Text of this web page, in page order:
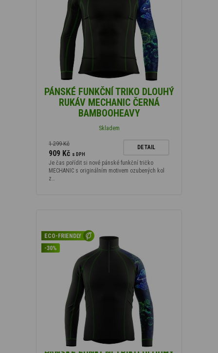
PÁNSKÉ FUNKČNÍ TRIKO DLOUHÝ
RUKÁV MECHANIC ČERNÁ
BAMBOOHEAVY
Skladem
1 299 Kč
909 Kč s DPH
DETAIL
Je čas pořídit si nové pánské funkční tričko
MECHANIC s originálním motivem ozubených kol
z…
ECO-FRIENDLY
-30%